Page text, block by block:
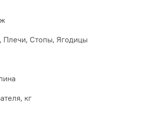
Плечи, Стопы, Ягодицы
кг